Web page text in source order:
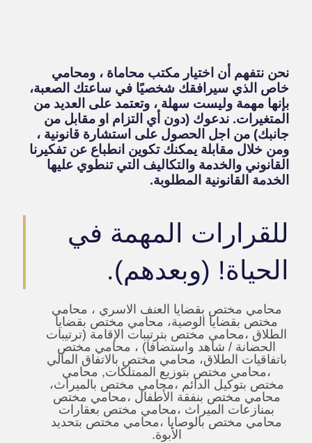
نحن نتفهم أن اختيار مكتب محاماة ، ومحامي
خاص الذي سيرافقك شخصيًا في ساعتك الصعبة،
بإنها مهمة وليست سهلة ، وتعتمد على العديد من
المتغيرات. ندعوك (دون أي التزام او مقابل من
جانبك) من اجل الحصول على استشارة قانونية ،
ومن خلال مقابلة يمكنك تكوين انطباع عن تفكيرنا
القانوني والخدمة والتكاليف التي تنطوي عليها
الخدمة القانونية المطلوبة.
للقرارات المهمة في
الحياة! (وبعدهم).
محامي مختص بقضايا العنف الاسري ، محامي
مختص بقضايا الوصية، محامي مختص بقضايا
الطلاق ،محامي مختص بترتيبات الإقامة (ترتيبات
الحضانة / شاهد واستضافا) ، محامي مختص
باتفاقيات الطلاق، محامي مختص بالاتفاق المالي
،محامي مختص بتوزيع الممتلكات, محامي
مختص بتوكيل الدائم ،محامي مختص بالميراث،
محامي مختص بنفقة الأطفال ،محامي مختص
بمنازعات الميراث ،محامي مختص بعقارات
محامي مختص بالوصايا ،محامي مختص بتحديد
الأبوة.